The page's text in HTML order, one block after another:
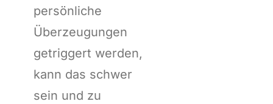
persönliche
Überzeugungen
getriggert werden,
kann das schwer
sein und zu